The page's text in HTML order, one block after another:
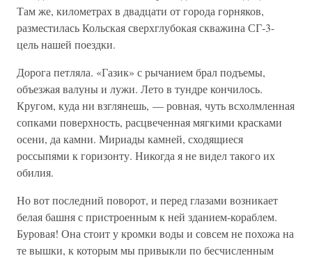
Там же, километрах в двадцати от города горняков,
разместилась Кольская сверхглубокая скважина СГ-3-
цель нашей поездки.
Дорога петляла. «Газик» с рычанием брал подъемы,
объезжая валуны и лужи. Лето в тундре кончилось.
Кругом, куда ни взглянешь, — ровная, чуть всхолмленная
сопками поверхность, расцвеченная мягкими красками
осени, да камни. Мириады камней, сходящиеся
россыпями к горизонту. Никогда я не видел такого их
обилия.
Но вот последний поворот, и перед глазами возникает
белая башня с пристроенным к ней зданием-кораблем.
Буровая! Она стоит у кромки воды и совсем не похожа на
те вышки, к которым мы привыкли по бесчисленным